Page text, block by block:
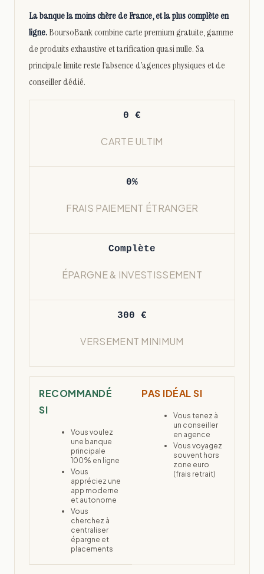
La banque la moins chère de France, et la plus complète en
ligne.BoursoBank combine carte premium gratuite, gamme
de produits exhaustive et tarification quasi nulle. Sa
principale limite reste l’absence d’agences physiques et de
conseiller dédié.
0 €
CARTE ULTIM
0%
FRAIS PAIEMENT ÉTRANGER
Complète
ÉPARGNE & INVESTISSEMENT
300 €
VERSEMENT MINIMUM
RECOMMANDÉ
SI
Vous voulez
une banque
principale
100% en ligne
Vous
appréciez une
app moderne
et autonome
Vous
cherchez à
centraliser
épargne et
placements
PAS IDÉAL SI
Vous tenez à
un conseiller
en agence
Vous voyagez
souvent hors
zone euro
(frais retrait)